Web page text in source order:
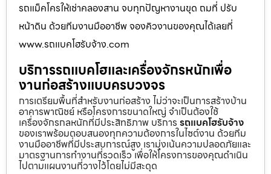
รถแม็คโครให้เช่าคลองสาน จบทุกปัญหางานขุด ถมที่ ปรับ
หน้าดิน ด้วยทีมงานมืออาชีพ จองคิวงานของคุณได้เลยที่
www.รถแบคโฮรับจ้าง.com
บริการรถแบคโฮและเครื่องจักรหนักเพื่อ
งานก่อสร้างแบบครบวงจร
การเตรียมพื้นที่สำหรับงานก่อสร้าง ไม่ว่าจะเป็นการสร้างบ้าน
อาคารพาณิชย์ หรือโครงการขนาดใหญ่ จำเป็นต้องใช้
เครื่องจักรกลหนักที่มีประสิทธิภาพ บริการ รถแบคโฮรับจ้าง
ของเราพร้อมตอบสนองทุกความต้องการในไซต์งาน ด้วยทีม
งานมืออาชีพที่มีประสบการณ์สูง เรามุ่งเน้นความปลอดภัยและ
มาตรฐานการทำงานที่รวดเร็ว เพื่อให้โครงการของคุณดำเนิน
ไปตามแผนงานที่วางไว้โดยไม่มีสะดุด